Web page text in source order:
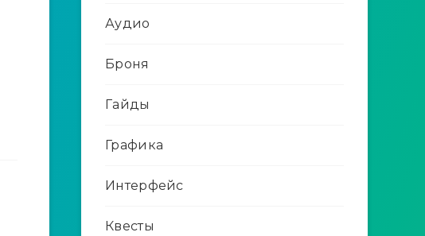
Аудио
Броня
Гайды
Графика
Интерфейс
Квесты